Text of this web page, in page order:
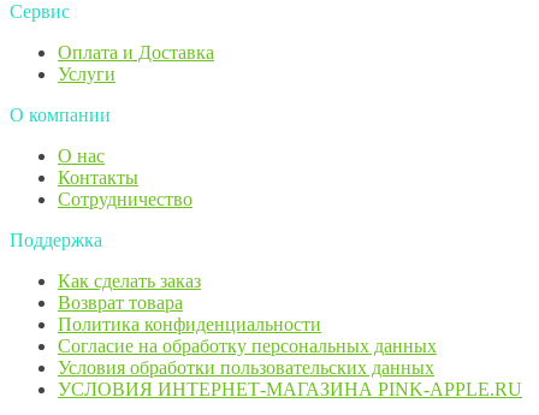
Сервис
Оплата и Доставка
Услуги
О компании
О нас
Контакты
Сотрудничество
Поддержка
Как сделать заказ
Возврат товара
Политика конфиденциальности
Согласие ​на обработку персональных данных
Условия обработки пользовательских данных
УСЛОВИЯ ИНТЕРНЕТ-МАГАЗИНА PINK-APPLE.RU